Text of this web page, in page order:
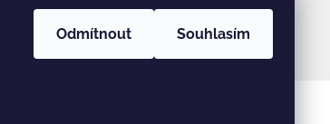
Odmítnout Souhlasím